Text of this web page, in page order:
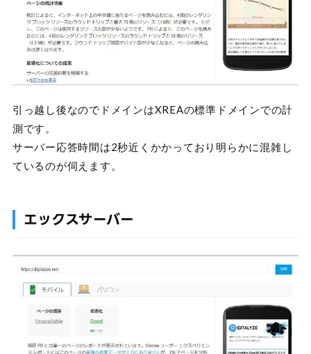
引っ越し後なのでドメインはXREAの標準ドメインでの計
測です。
サーバー応答時間は2秒近くかかっており明らかに混雑し
ているのが伺えます。
エックスサーバー